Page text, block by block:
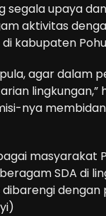
segala upaya
aktivitas
kabupaten
agar dalam
lingkungan,”
nya
masyarakat
SDA di